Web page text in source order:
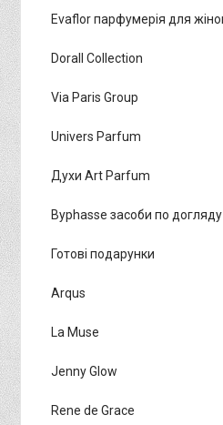
Evaflor парфумерія для
Dorall Collection
Via Paris Group
Univers Parfum
Духи Art Parfum
Byphasse засоби по догляду
Готові подарунки
Arqus
La Muse
Jenny Glow
Rene de Grace